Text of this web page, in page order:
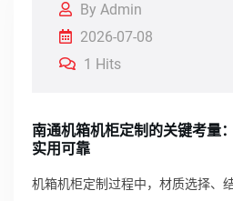
By Admin
2026-07-08
1 Hits
南通机箱机柜定制的关键考量
实用可靠
机箱机柜定制过程中，材质选择、